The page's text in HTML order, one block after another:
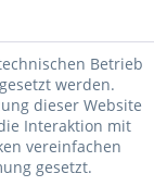
Betrieb
werden.
dieser Website
Interaktion mit
vereinfachen
gesetzt.